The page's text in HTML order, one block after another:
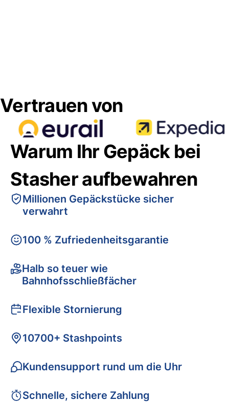
Vertrauen von
Warum Ihr Gepäck bei
Stasher aufbewahren
Millionen Gepäckstücke sicher
verwahrt
100 % Zufriedenheitsgarantie
Halb so teuer wie
Bahnhofsschließfächer
Flexible Stornierung
10700+ Stashpoints
Kundensupport rund um die Uhr
Schnelle, sichere Zahlung